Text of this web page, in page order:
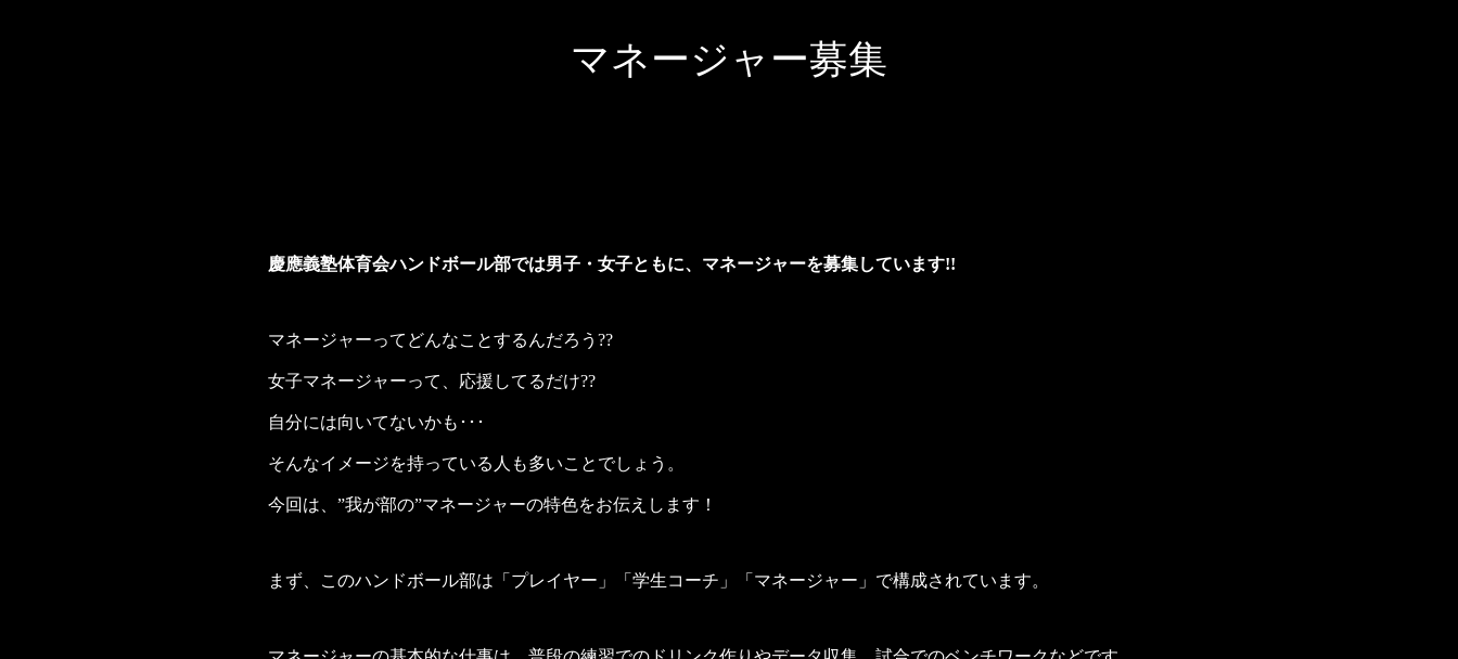
マネージャー募集
慶應義塾体育会ハンドボール部では男子・女子ともに、マネージャーを募集しています!!
マネージャーってどんなことするんだろう??
女子マネージャーって、応援してるだけ??
自分には向いてないかも･･･
そんなイメージを持っている人も多いことでしょう。
今回は、”我が部の”マネージャーの特色をお伝えします！
まず、このハンドボール部は「プレイヤー」「学生コーチ」「マネージャー」で構成されています。